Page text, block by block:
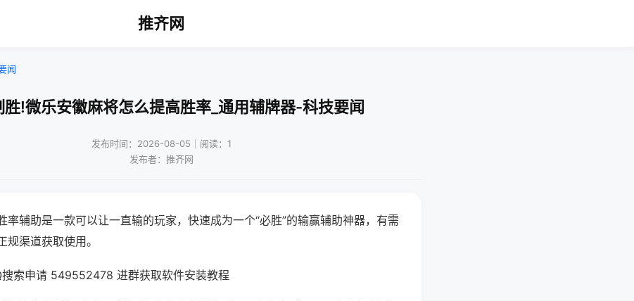
推齐网
闻
胜!微乐安徽麻将怎么提高胜率_通用辅牌器-科技要闻
发布时间：2026-08-05｜阅读：1
发布者：推齐网
率辅助是一款可以让一直输的玩家，快速成为一个“必胜”的输赢辅助神器，有需
渠道获取使用。
搜索申请 549552478 进群获取软件安装教程